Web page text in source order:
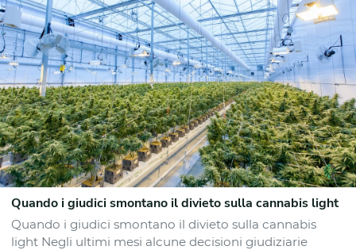
Quando i giudici smontano il divieto sulla cannabis light
Quando i giudici smontano il divieto sulla cannabis
light Negli ultimi mesi alcune decisioni giudiziarie